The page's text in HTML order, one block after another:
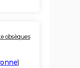
obsèques
)